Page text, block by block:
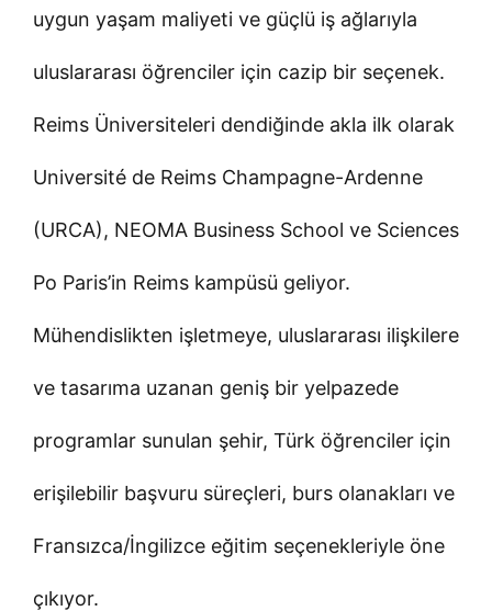
uygun yaşam maliyeti ve güçlü iş ağlarıyla
uluslararası öğrenciler için cazip bir seçenek.
Reims Üniversiteleri dendiğinde akla ilk olarak
Université de Reims Champagne-Ardenne
(URCA), NEOMA Business School ve Sciences
Po Paris’in Reims kampüsü geliyor.
Mühendislikten işletmeye, uluslararası ilişkilere
ve tasarıma uzanan geniş bir yelpazede
programlar sunulan şehir, Türk öğrenciler için
erişilebilir başvuru süreçleri, burs olanakları ve
Fransızca/İngilizce eğitim seçenekleriyle öne
çıkıyor.